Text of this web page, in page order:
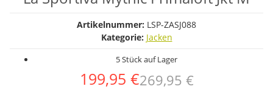
Artikelnummer: LSP-ZASJ088
Kategorie: Jacken
5 Stück auf Lager
199,95 €269,95 €